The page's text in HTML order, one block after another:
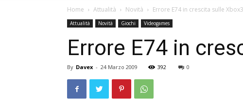
Home Attualità Novità Errore E74 in crescita sulle
Attualità Novità Giochi Videogames
Errore E74 in
By Davex - 24 Marzo 2009 392 0